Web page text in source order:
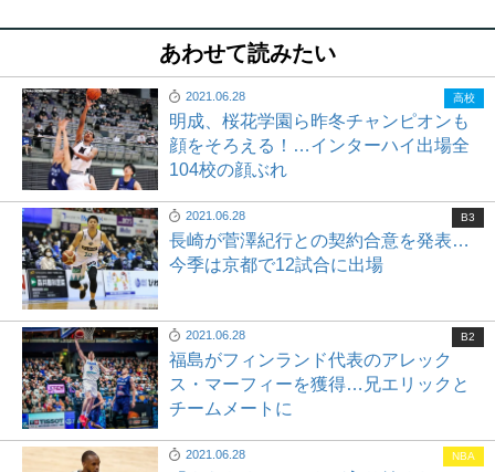
あわせて読みたい
2021.06.28
明成、桜花学園ら昨冬チャンピオンも
顔をそろえる！…インターハイ出場全
104校の顔ぶれ
高校
2021.06.28
長崎が菅澤紀行との契約合意を発表…
今季は京都で12試合に出場
B3
2021.06.28
福島がフィンランド代表のアレック
ス・マーフィーを獲得…兄エリックと
チームメートに
B2
2021.06.28 NBA